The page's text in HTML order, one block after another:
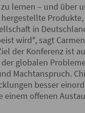
lernen – und über
in
wird", sagt
der Konferenz ist
globalen
Machtanspruch.
besser
offenen